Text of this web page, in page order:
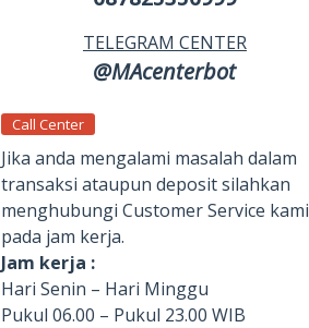
TELEGRAM CENTER
@MAcenterbot
Call Center
Jika anda mengalami masalah dalam
transaksi ataupun deposit silahkan
menghubungi Customer Service kami
pada jam kerja.
Jam kerja :
Hari Senin – Hari Minggu
Pukul 06.00 – Pukul 23.00 WIB